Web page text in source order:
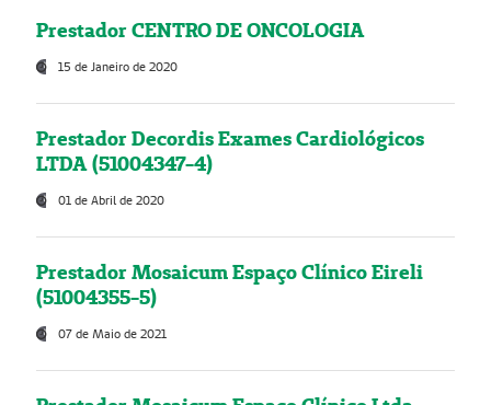
Prestador CENTRO DE ONCOLOGIA
15 de Janeiro de 2020
Prestador Decordis Exames Cardiológicos
LTDA (51004347-4)
01 de Abril de 2020
Prestador Mosaicum Espaço Clínico Eireli
(51004355-5)
07 de Maio de 2021